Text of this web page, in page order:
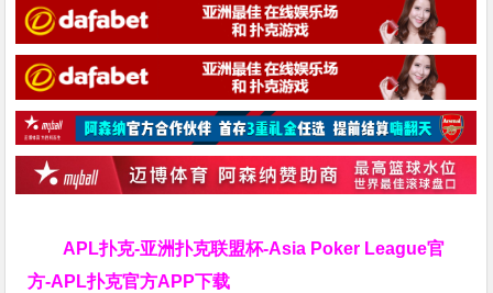
APL扑克-亚洲扑克联盟杯-Asia Poker League官
方-APL扑克官方APP下载